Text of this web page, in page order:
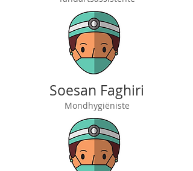
Soesan Faghiri
Mondhygiëniste